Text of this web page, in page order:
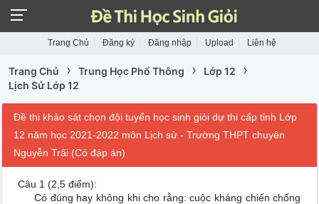
Trang Chủ Đăng ký Đăng nhập Upload Liên hệ
Trang Chủ › Trung Học Phổ Thông › Lớp 12 ›
Lịch Sử Lớp 12
Đề thi khảo sát chọn đội tuyển học sinh giỏi dự thi cấp tỉnh Lớp
12 năm học 2021-2022 môn Lịch sử - Trường THPT chuyên
Nguyễn Trãi (Có đáp án)
Câu 1 (2,5 điểm):
Có đúng hay không khi cho rằng: cuộc kháng chiến chống